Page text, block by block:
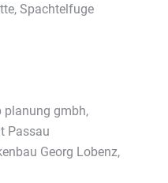
Spachtelfuge
planung gmbh,
Passau
Georg Lobenz,